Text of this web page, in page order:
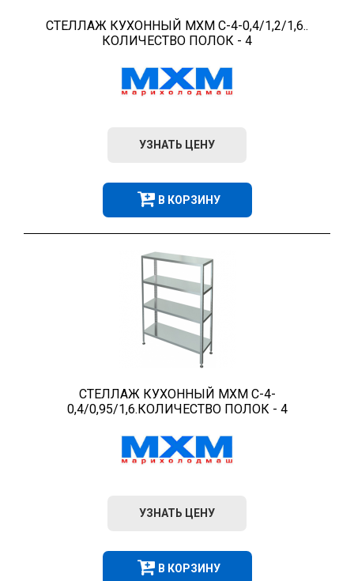
СТЕЛЛАЖ КУХОННЫЙ МХМ С-4-0,4/1,2/1,6..
КОЛИЧЕСТВО ПОЛОК - 4
УЗНАТЬ ЦЕНУ
В КОРЗИНУ
СТЕЛЛАЖ КУХОННЫЙ МХМ С-4-
0,4/0,95/1,6.КОЛИЧЕСТВО ПОЛОК - 4
УЗНАТЬ ЦЕНУ
В КОРЗИНУ